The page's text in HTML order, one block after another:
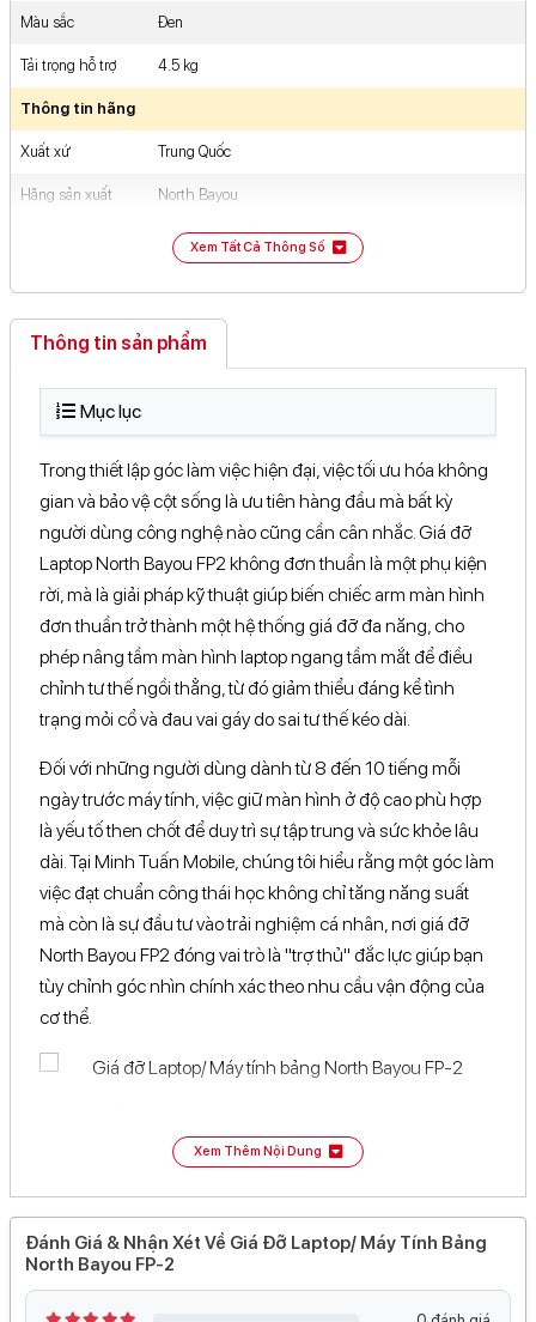
93/8A Nguyễn Ảnh Thủ, Khu ...Chí Minh Xem bản đồ
81-83 Võ Văn Ngân, Phường ...Chí Minh Xem bản đồ
349 Nguyễn Duy Trinh, Phường ...Chí Minh
18 Đường 39, KĐT. Vạn ...Chí Minh
90A, Đường 30 Tháng 4, ...Cần Thơ Xem bản đồ
134 Lê Hồng Phong, Phường ...Lâm Đồng Xem bản đồ
114B Ba Tháng Hai, Phường ...Lâm Đồng Xem bản đồ
Màu sắc Đen
Tải trọng hỗ trợ 4.5 kg
Thông tin hãng
Xuất xứ Trung Quốc
Hãng sản xuất North Bayou
Kích thước & Trọng lượng
Mô tả khác
Gắn laptop vào giá treo màn PC; thiết kế khe thoáng hỗ
trợ tản nhiệt
Tương thích màn hình
Tương thích màn
hình
Laptop / Máy tính bảng
Xem Tất Cả Thông Số
Thông tin sản phẩm
Mục lục
Trong thiết lập góc làm việc hiện đại, việc tối ưu hóa không
gian và bảo vệ cột sống là ưu tiên hàng đầu mà bất kỳ
người dùng công nghệ nào cũng cần cân nhắc. Giá đỡ
Laptop North Bayou FP2 không đơn thuần là một phụ kiện
rời, mà là giải pháp kỹ thuật giúp biến chiếc arm màn hình
đơn thuần trở thành một hệ thống giá đỡ đa năng, cho
phép nâng tầm màn hình laptop ngang tầm mắt để điều
chỉnh tư thế ngồi thẳng, từ đó giảm thiểu đáng kể tình
trạng mỏi cổ và đau vai gáy do sai tư thế kéo dài.
Đối với những người dùng dành từ 8 đến 10 tiếng mỗi
ngày trước máy tính, việc giữ màn hình ở độ cao phù hợp
là yếu tố then chốt để duy trì sự tập trung và sức khỏe lâu
dài. Tại Minh Tuấn Mobile, chúng tôi hiểu rằng một góc làm
việc đạt chuẩn công thái học không chỉ tăng năng suất
mà còn là sự đầu tư vào trải nghiệm cá nhân, nơi giá đỡ
North Bayou FP2 đóng vai trò là "trợ thủ" đắc lực giúp bạn
tùy chỉnh góc nhìn chính xác theo nhu cầu vận động của
cơ thể.
Sản phẩm này được thiết kế dựa trên sự thấu hiểu sâu sắc
nhu cầu của dân văn phòng, kỹ sư và cả các game thủ
đang tìm kiếm sự ngăn nắp cho không gian. Thay vì sử
dụng những chiếc kệ đặt bàn cố định chiếm dụng diện
Xem Thêm Nội Dung
Đánh Giá & Nhận Xét Về Giá Đỡ Laptop/ Máy Tính Bảng
North Bayou FP-2